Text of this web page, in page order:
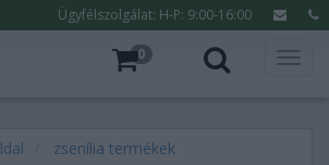
Ügyfélszolgálat: H-P: 9:00-16:00
0
zsenília termékek